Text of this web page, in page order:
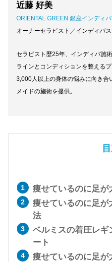
近藤 好美
ORIENTAL GREEN 銀座インディバ
オーナーセラピスト／インディバ
セラピスト歴25年、インディバ施
ラインとコンディションを整える
3,000人以上の身体の悩みに向き合
メイドの施術を提供。
痩せているのに足が
痩せているのに足が
法
ベルミスの着圧レギ
ート
痩せているのに足が